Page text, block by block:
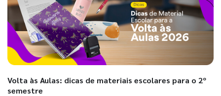
Volta às Aulas: dicas de materiais escolares para o 2º
semestre